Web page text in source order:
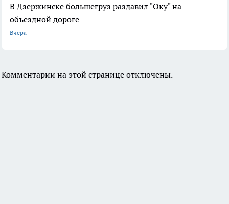
В Дзержинске большегруз раздавил "Оку" на
объездной дороге
Вчера
Комментарии на этой странице отключены.